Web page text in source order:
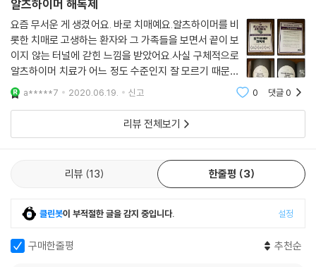
법 모든 것을 다 할 수는 없을지라도 분명 할 수 있는 일도 있으니 포기하지
말자. 사랑하는 사람과 당신의 삶을 놀라울 정도로 바꿔줄 것이다.
『알츠하이머 해독제』는 총 4부로 구성되어 있다.
- 1부에서는 물질대사 이상으로 발병하는 알츠하이머의 기작을 다양한 연
구 결과와 실험 결과를 바탕으로 설명한다. 3형 당뇨, 케톤체와 포도당 신
합성, 뉴런, 신경섬유매듭, 미토콘드리아, 베타아밀로이드, ApoE4 유전
자 등을 살펴보며 기존의 잘못된 이론에 경종을 울리고 시도해봐야 할 대
할 해결책이 있음을 명심해야 한다.
- 2부에서는 인지능력을 회복시키는 영양학 전략을 다룬다. 3가지 다량영
양소, 콜레스테롤의 누명, MCT 오일같이 뇌에 좋은 특별한 음식들을 살펴
보고 현실세계에서 저탄고지 식이요법을 할 수 있는 전략과 방법들을 짚어
준다.
- 3부에서는 뇌를 튼튼하게 만들어주는 생활습관을 알려준다. 운동과 스
알츠하이머 해독제
요즘 무서운 게 생겼어요. 바로 치매예요.알츠하이머를 비
롯한 치매로 고생하는 환자와 그 가족들을 보면서 끝이 보
이지 않는 터널에 갇힌 느낌을 받았어요.사실 구체적으로
알츠하이머 치료가 어느 정도 수준인지 잘 모르기 때문에
막연한 불안감이 더 커졌던 것 같아요.질병 앞에 누구도
예외일 순 없어요. 다만 알면 알수록 예방이 가능하고, 더
나은 치료를 할 수 있을 거예요.《알츠
a*****7 2020.06.19. 신고 0 댓글0
리뷰 전체보기
리뷰 13 한줄평 3
클린봇이 부적절한 글을 감지 중입니다. 설정
구매한줄평 추천순